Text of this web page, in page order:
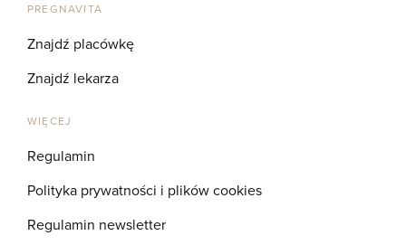
PREGNAVITA
Znajdź placówkę
Znajdź lekarza
WIĘCEJ
Regulamin
Polityka prywatności i plików cookies
Regulamin newsletter